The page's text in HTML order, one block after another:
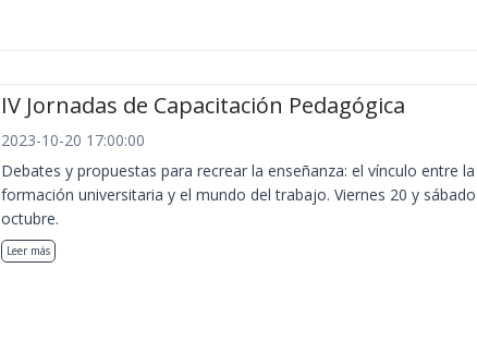
IV Jornadas de Capacitación Pedagógica
2023-10-20 17:00:00
Debates y propuestas para recrear la enseñanza: el vínculo entre la
formación universitaria y el mundo del trabajo. Viernes 20 y
octubre.
Leer más